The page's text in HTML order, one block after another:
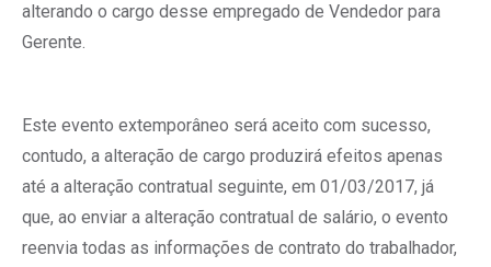
alterando o cargo desse empregado de Vendedor para
Gerente.
Este evento extemporâneo será aceito com sucesso,
contudo, a alteração de cargo produzirá efeitos apenas
até a alteração contratual seguinte, em 01/03/2017, já
que, ao enviar a alteração contratual de salário, o evento
reenvia todas as informações de contrato do trabalhador,